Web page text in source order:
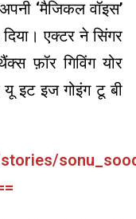
‘मैजिकल वॉइस’
एक्टर ने सिंगर
फ़ॉर गिविंग योर
इट इज गोइंग टू बी